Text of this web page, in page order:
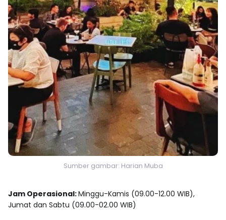
Sumber gambar: Harian Muba
Jam Operasional:Minggu-Kamis (09.00-12.00 WIB),
Jumat dan Sabtu (09.00-02.00 WIB)